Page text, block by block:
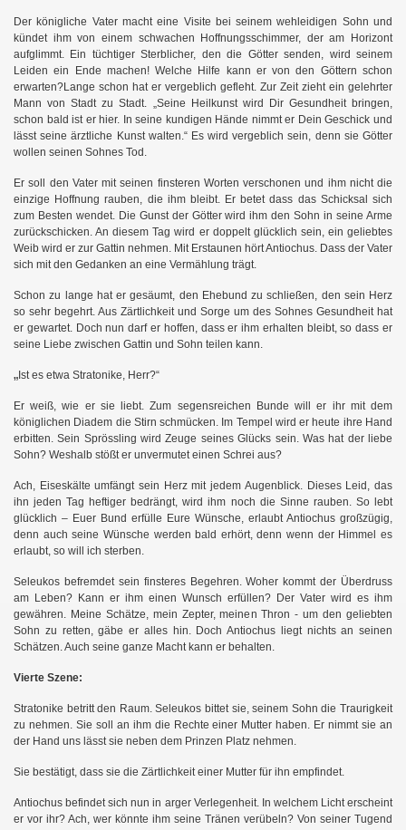
Der königliche Vater macht eine Visite bei seinem wehleidigen Sohn und
kündet ihm von einem schwachen Hoffnungsschimmer, der am Horizont
aufglimmt. Ein tüchtiger Sterblicher, den die Götter senden, wird seinem
Leiden ein Ende machen! Welche Hilfe kann er von den Göttern schon
erwarten?Lange schon hat er vergeblich gefleht. Zur Zeit zieht ein gelehrter
Mann von Stadt zu Stadt. „Seine Heilkunst wird Dir Gesundheit bringen,
schon bald ist er hier. In seine kundigen Hände nimmt er Dein Geschick und
lässt seine ärztliche Kunst walten.“ Es wird vergeblich sein, denn sie Götter
wollen seinen Sohnes Tod.
Er soll den Vater mit seinen finsteren Worten verschonen und ihm nicht die
einzige Hoffnung rauben, die ihm bleibt. Er betet dass das Schicksal sich
zum Besten wendet. Die Gunst der Götter wird ihm den Sohn in seine Arme
zurückschicken. An diesem Tag wird er doppelt glücklich sein, ein geliebtes
Weib wird er zur Gattin nehmen. Mit Erstaunen hört Antiochus. Dass der Vater
sich mit den Gedanken an eine Vermählung trägt.
Schon zu lange hat er gesäumt, den Ehebund zu schließen, den sein Herz
so sehr begehrt. Aus Zärtlichkeit und Sorge um des Sohnes Gesundheit hat
er gewartet. Doch nun darf er hoffen, dass er ihm erhalten bleibt, so dass er
seine Liebe zwischen Gattin und Sohn teilen kann.
„Ist es etwa Stratonike, Herr?“
Er weiß, wie er sie liebt. Zum segensreichen Bunde will er ihr mit dem
königlichen Diadem die Stirn schmücken. Im Tempel wird er heute ihre Hand
erbitten. Sein Sprössling wird Zeuge seines Glücks sein. Was hat der liebe
Sohn? Weshalb stößt er unvermutet einen Schrei aus?
Ach, Eiseskälte umfängt sein Herz mit jedem Augenblick. Dieses Leid, das
ihn jeden Tag heftiger bedrängt, wird ihm noch die Sinne rauben. So lebt
glücklich – Euer Bund erfülle Eure Wünsche, erlaubt Antiochus großzügig,
denn auch seine Wünsche werden bald erhört, denn wenn der Himmel es
erlaubt, so will ich sterben.
Seleukos befremdet sein finsteres Begehren. Woher kommt der Überdruss
am Leben? Kann er ihm einen Wunsch erfüllen? Der Vater wird es ihm
gewähren. Meine Schätze, mein Zepter, meinen Thron - um den geliebten
Sohn zu retten, gäbe er alles hin. Doch Antiochus liegt nichts an seinen
Schätzen. Auch seine ganze Macht kann er behalten.
Vierte Szene:
Stratonike betritt den Raum. Seleukos bittet sie, seinem Sohn die Traurigkeit
zu nehmen. Sie soll an ihm die Rechte einer Mutter haben. Er nimmt sie an
der Hand uns lässt sie neben dem Prinzen Platz nehmen.
Sie bestätigt, dass sie die Zärtlichkeit einer Mutter für ihn empfindet.
Antiochus befindet sich nun in arger Verlegenheit. In welchem Licht erscheint
er vor ihr? Ach, wer könnte ihm seine Tränen verübeln? Von seiner Tugend